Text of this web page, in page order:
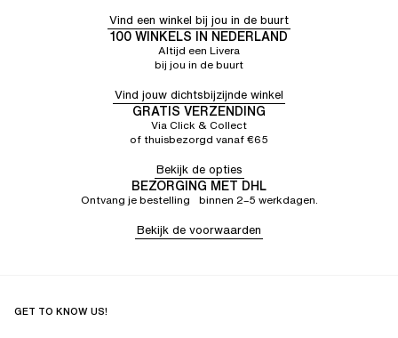
Vind een winkel bij jou in de buurt
100 WINKELS IN NEDERLAND
Altijd een Livera
bij jou in de buurt
Vind jouw dichtsbijzijnde winkel
GRATIS VERZENDING
Via Click & Collect
of thuisbezorgd vanaf €65
Bekijk de opties
BEZORGING MET DHL
Ontvang je bestelling binnen 2–5 werkdagen.
Bekijk de voorwaarden
GET TO KNOW US!